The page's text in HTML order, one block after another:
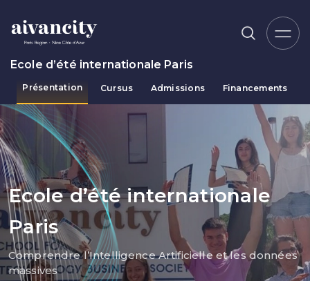
Ecole d’été internationale Paris
Présentation Cursus Admissions Financements
Fil d'Ariane
Ecole d’été internationale
Paris
Comprendre l’Intelligence Artificielle et les données
massives